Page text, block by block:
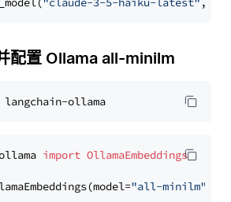
配置 Ollama all-minilm
import OllamaEmbeddings
"all-minilm"